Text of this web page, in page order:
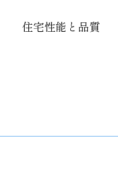
住宅性能と品質